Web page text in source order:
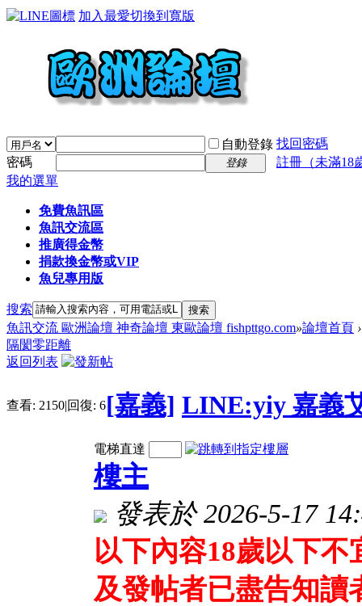
加入最愛切換到寬版
自動登錄 找回密碼
密碼
登錄
註冊（未滿18
我的選單
免費魚訊區
魚訊交流區
推廣得金幣
捐款換金幣或VIP
魚兒專用版
搜索 搜索
魚訊交流 歐洲論壇 神奇論壇 東歐論壇 fishpttgo.com»論壇首頁 ›
隔閡零距離
返回列表
查看: 2150|回復: 6[嘉義] LINE:yiy 嘉義
電梯直達
樓主
發表於 2026-5-17
以下內容18歲以下
及發帖者已盡告知讀